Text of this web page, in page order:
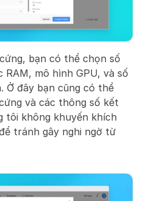
bạn có thể chọn số
mô hình GPU, và số
Ở đây bạn cũng có thể
và các thông số kết
tôi không khuyến khích
tránh gây nghi ngờ từ